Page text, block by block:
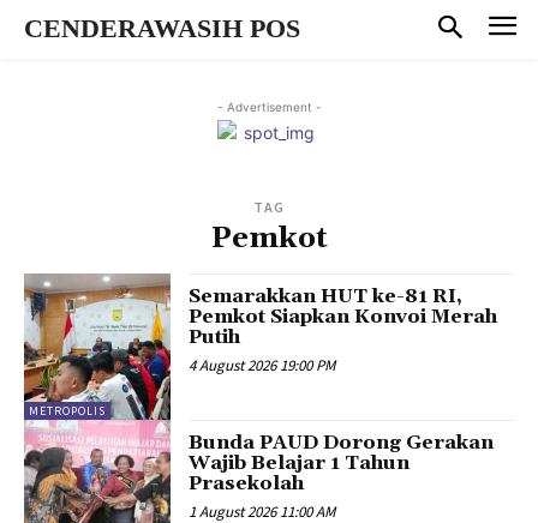
CENDERAWASIH POS
- Advertisement -
TAG
Pemkot
METROPOLIS
Semarakkan HUT ke-81 RI,
Pemkot Siapkan Konvoi Merah
Putih
4 August 2026 19:00 PM
Bunda PAUD Dorong Gerakan
Wajib Belajar 1 Tahun
Prasekolah
1 August 2026 11:00 AM